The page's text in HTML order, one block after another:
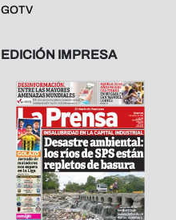
GOTV
EDICIÓN IMPRESA